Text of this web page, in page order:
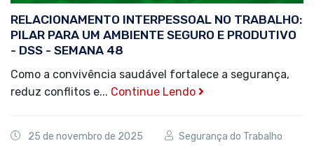
RELACIONAMENTO INTERPESSOAL NO TRABALHO:
PILAR PARA UM AMBIENTE SEGURO E PRODUTIVO
- DSS - SEMANA 48
Como a convivência saudável fortalece a segurança,
reduz conflitos e... Continue Lendo
25 de novembro de 2025 Segurança do Trabalho